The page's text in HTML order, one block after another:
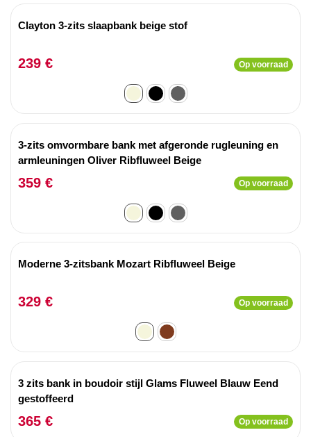
Clayton 3-zits slaapbank beige stof
239 € Op voorraad
3-zits omvormbare bank met afgeronde rugleuning en
armleuningen Oliver Ribfluweel Beige
359 € Op voorraad
Moderne 3-zitsbank Mozart Ribfluweel Beige
329 € Op voorraad
3 zits bank in boudoir stijl Glams Fluweel Blauw Eend
gestoffeerd
365 € Op voorraad